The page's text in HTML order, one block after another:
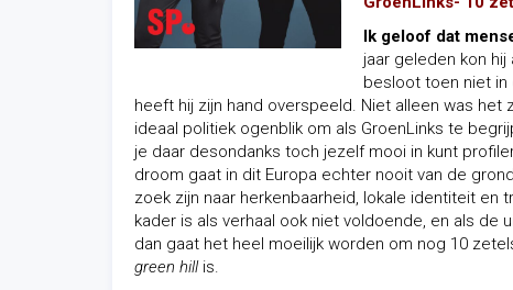
Ik geloof dat
jaar geleden kon hij
besloot toen niet in
heeft hij zijn hand overspeeld. Niet alleen was het
ideaal politiek ogenblik om als GroenLinks te
je daar desondanks toch jezelf mooi in kunt
droom gaat in dit Europa echter nooit van de
zoek zijn naar herkenbaarheid, lokale identiteit
kader is als verhaal ook niet voldoende, en als de
dan gaat het heel moeilijk worden om nog 10
green hillis.